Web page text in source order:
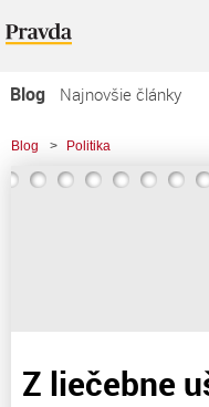
Blog
Najnovšie články
Najčítanejšie články
Najkomentovanejšie články
Blog > Politika
Z liečebne